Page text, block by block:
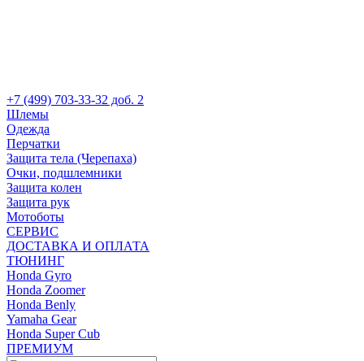
+7 (499) 703-33-32 доб. 2
Шлемы
Одежда
Перчатки
Защита тела (Черепаха)
Очки, подшлемники
Защита колен
Защита рук
Мотоботы
СЕРВИС
ДОСТАВКА И ОПЛАТА
ТЮНИНГ
Honda Gyro
Honda Zoomer
Honda Benly
Yamaha Gear
Honda Super Cub
ПРЕМИУМ